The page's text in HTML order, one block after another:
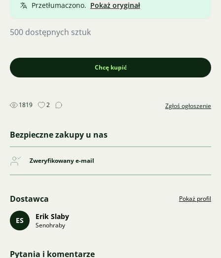
Przetłumaczono. Pokaż oryginał
500 dostępnych sztuk
Chcę kupić
1819 2 Zgłoś ogłoszenie
Bezpieczne zakupy u nas
Zweryfikowany e-mail
Dostawca Pokaż profil
ES Erik Slaby
Senohraby
Pytania i komentarze